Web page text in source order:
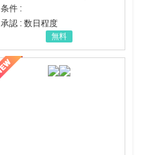
条件 :
承認 : 数日程度
無料